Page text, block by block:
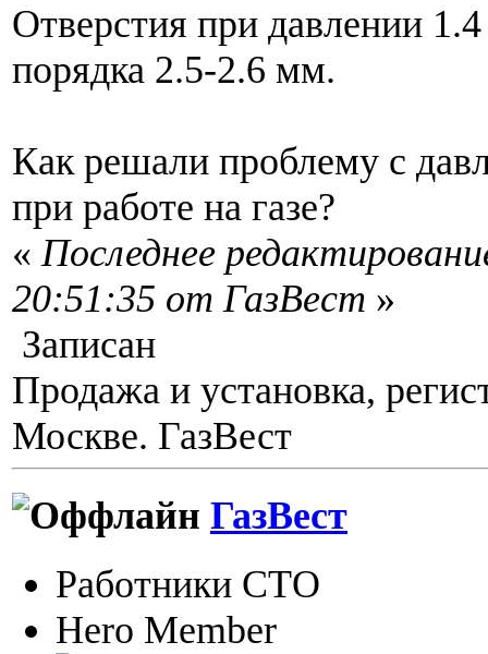
Отверстия при давлении
порядка 2.5-2.6 мм.
Как решали проблему с
при работе на газе?
« Последнее
20:51:35 от ГазВест »
Записан
Продажа и установка,
Москве. ГазВест
ГазВест
Работники СТО
Hero Member